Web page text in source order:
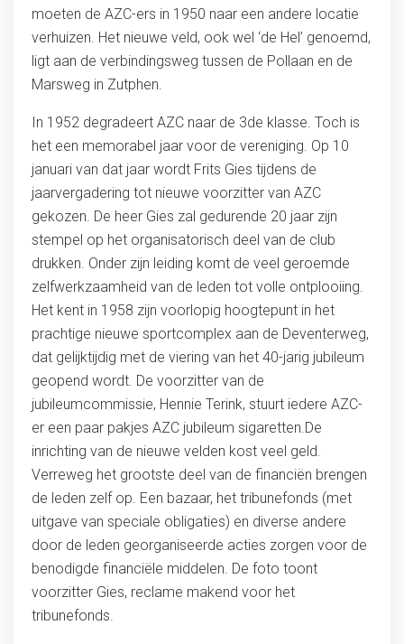
moeten de AZC-ers in 1950 naar een andere locatie
verhuizen. Het nieuwe veld, ook wel ‘de Hel’ genoemd,
ligt aan de verbindingsweg tussen de Pollaan en de
Marsweg in Zutphen.
In 1952 degradeert AZC naar de 3de klasse. Toch is
het een memorabel jaar voor de vereniging. Op 10
januari van dat jaar wordt Frits Gies tijdens de
jaarvergadering tot nieuwe voorzitter van AZC
gekozen. De heer Gies zal gedurende 20 jaar zijn
stempel op het organisatorisch deel van de club
drukken. Onder zijn leiding komt de veel geroemde
zelfwerkzaamheid van de leden tot volle ontplooiing.
Het kent in 1958 zijn voorlopig hoogtepunt in het
prachtige nieuwe sportcomplex aan de Deventerweg,
dat gelijktijdig met de viering van het 40-jarig jubileum
geopend wordt. De voorzitter van de
jubileumcommissie, Hennie Terink, stuurt iedere AZC-
er een paar pakjes AZC jubileum sigaretten.De
inrichting van de nieuwe velden kost veel geld.
Verreweg het grootste deel van de financiën brengen
de leden zelf op. Een bazaar, het tribunefonds (met
uitgave van speciale obligaties) en diverse andere
door de leden georganiseerde acties zorgen voor de
benodigde financiële middelen. De foto toont
voorzitter Gies, reclame makend voor het
tribunefonds.